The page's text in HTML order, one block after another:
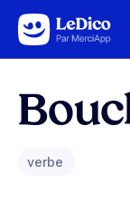
Aller au contenu
verbe